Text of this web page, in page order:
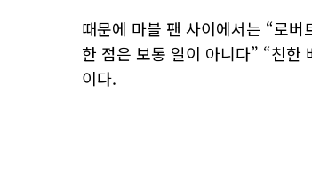
때문에 마블 팬 사이에서는 “로
한 점은 보통 일이 아니다” “친한
이다.